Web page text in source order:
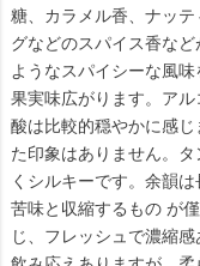
糖、カラメル香、ナッ
グなどのスパイス香な
ようなスパイシーな風
果実味広がります。アル
酸は比較的穏やかに感
た印象はありません。
くシルキーです。余韻
苦味と収縮するもの が
じ、フレッシュで濃縮